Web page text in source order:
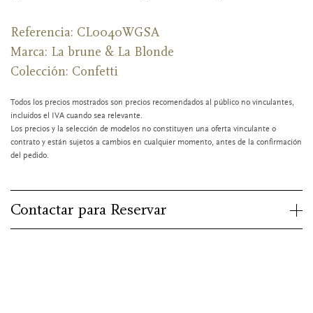
Referencia: CL0040WGSA
Marca: La brune & La Blonde
Colección: Confetti
Todos los precios mostrados son precios recomendados al público no vinculantes,
incluidos el IVA cuando sea relevante.
Los precios y la selección de modelos no constituyen una oferta vinculante o
contrato y están sujetos a cambios en cualquier momento, antes de la confirmación
del pedido.
Contactar para Reservar